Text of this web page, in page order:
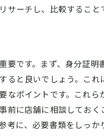
ーチし、比較すること
です。まず、身分証明
と良いでしょう。こ
ポイントです。これ
に店舗に相談してお
に、必要書類をしっか